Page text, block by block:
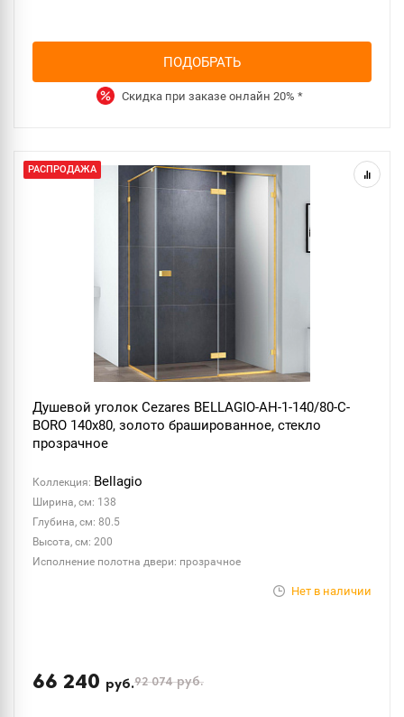
ПОДОБРАТЬ
Скидка при заказе онлайн 20% *
РАСПРОДАЖА
Душевой уголок Cezares BELLAGIO-AH-1-140/80-C-
BORO 140x80, золото брашированное, стекло
прозрачное
Коллекция: Bellagio
Ширина, см: 138
Глубина, см: 80.5
Высота, см: 200
Исполнение полотна двери: прозрачное
Нет в наличии
66 240 руб.92 074руб.